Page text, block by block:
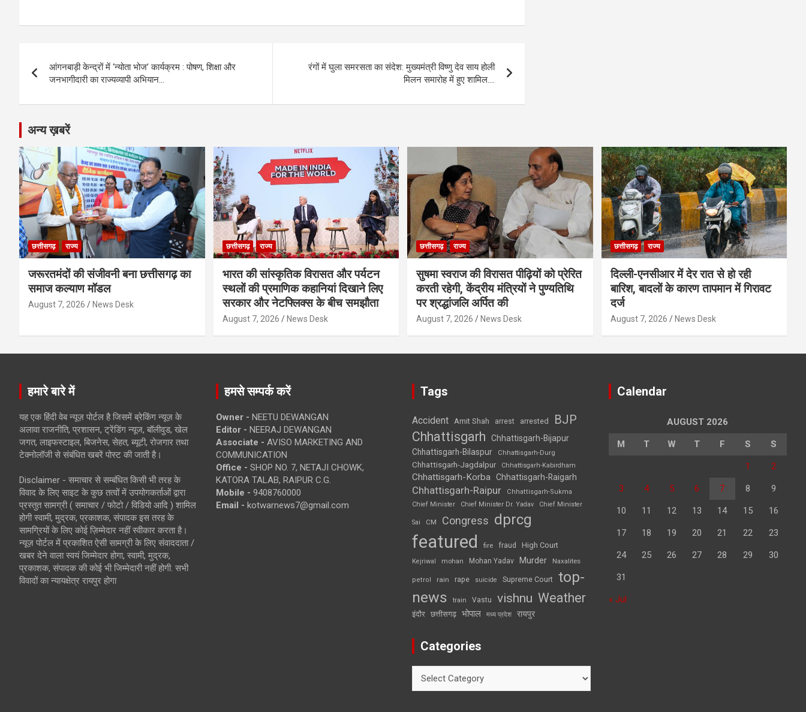
ce
o
o
k
se
g
er
at
A
p
p
e
a
m
ail py
n
ar
navigation
आंगनबाड़ी केन्द्रों में ‘न्योता भोज’ कार्यक्रम : पोषण, शिक्षा और
जनभागीदारी का राज्यव्यापी अभियान…
रंगों में घुला समरसता का संदेश: मुख्यमंत्री विष्णु देव साय होली
मिलन समारोह में हुए शामिल….
अन्य ख़बरें
छत्तीसगढ़ राज्य
जरूरतमंदों की संजीवनी बना छत्तीसगढ़ का
समाज कल्याण मॉडल
August 7, 2026 News Desk
छत्तीसगढ़ राज्य
भारत की सांस्कृतिक विरासत और पर्यटन
स्थलों की प्रमाणिक कहानियां दिखाने लिए
सरकार और नेटफ्लिक्स के बीच समझौता
August 7, 2026 News Desk
छत्तीसगढ़ राज्य
सुषमा स्वराज की विरासत पीढ़ियों को प्रेरित
करती रहेगी, केंद्रीय मंत्रियों ने पुण्यतिथि
पर श्रद्धांजलि अर्पित की
August 7, 2026 News Desk
छत्तीसगढ़ राज्य
दिल्ली-एनसीआर में देर रात से हो रही
बारिश, बादलों के कारण तापमान में गिरावट
दर्ज
August 7, 2026 News Desk
हमारे बारे में
यह एक हिंदी वेब न्यूज़ पोर्टल है जिसमें ब्रेकिंग न्यूज़ के
अलावा राजनीति, प्रशासन, ट्रेंडिंग न्यूज, बॉलीवुड, खेल
जगत, लाइफस्टाइल, बिजनेस, सेहत, ब्यूटी, रोजगार तथा
टेक्नोलॉजी से संबंधित खबरें पोस्ट की जाती है।
Disclaimer - समाचार से सम्बंधित किसी भी तरह के
विवाद के लिए साइट के कुछ तत्वों में उपयोगकर्ताओं द्वारा
प्रस्तुत सामग्री ( समाचार / फोटो / विडियो आदि ) शामिल
होगी स्वामी, मुद्रक, प्रकाशक, संपादक इस तरह के
सामग्रियों के लिए कोई ज़िम्मेदार नहीं स्वीकार करता है।
न्यूज़ पोर्टल में प्रकाशित ऐसी सामग्री के लिए संवाददाता /
खबर देने वाला स्वयं जिम्मेदार होगा, स्वामी, मुद्रक,
प्रकाशक, संपादक की कोई भी जिम्मेदारी नहीं होगी. सभी
विवादों का न्यायक्षेत्र रायपुर होगा
हमसे सम्पर्क करें
Owner - NEETU DEWANGAN
Editor - NEERAJ DEWANGAN
Associate - AVISO MARKETING AND
COMMUNICATION
Office - SHOP NO. 7, NETAJI CHOWK,
KATORA TALAB, RAIPUR C.G.
Mobile - 9408760000
Email - kotwarnews7@gmail.com
Tags
Accident Amit Shah arrest arrested BJP
Chhattisgarh
Chhattisgarh-Bijapur
Chhattisgarh-Bilaspur
Chhattisgarh-Durg
Chhattisgarh-Jagdalpur Chhattisgarh-Kabirdham
Chhattisgarh-Korba Chhattisgarh-Raigarh
Chhattisgarh-Raipur
Chhattisgarh-Sukma
Chief Minister
Chief Minister Dr. Yadav Chief Minister
Sai CM Congress dprcg
featured fire fraud High Court
Kejriwal mohan Mohan Yadav Murder Naxalites
petrol rain rape suicide Supreme Court top-
news
train Vastu vishnu Weather
इंदौर छत्तीसगढ़ भोपाल मध्य प्रदेश रायपुर
Categories
Calendar
AUGUST 2026
M T W T F S S
1 2
3 4 5 6 7 8 9
10 11 12 13 14 15 16
17 18 19 20 21 22 23
24 25 26 27 28 29 30
31
« Jul